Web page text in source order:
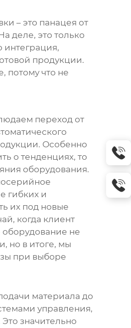
– это панацея от
деле, это только
интеграция,
продукции.
потому что не
переход от
Особенно
о тенденциях, то
оборудования.
гибких и
их под новые
когда клиент
не
но в итоге, мы
при выборе
материала до
управления,
значительно